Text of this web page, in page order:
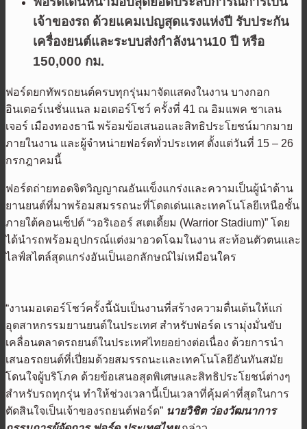
เจ้าของรถ ด้วยแคมเปญสุดแรงแห่งปี รับประกัน
เครื่องยนต์และระบบส่งกำลังนาน10 ปี หรือ
150,000 กม.
ฟอร์ดยกทัพรถยนต์ครบทุกรุ่นมาจัดแสดงในงาน บางกอก
อินเตอร์เนชั่นแนล มอเตอร์โชว์ ครั้งที่ 41 ณ อิมแพค ชาเลน
เจอร์ เมืองทองธานี พร้อมข้อเสนอและสิทธิประโยชน์มากมาย
ภายในงาน และผู้จำหน่ายฟอร์ดทั่วประเทศ ตั้งแต่วันที่ 15 – 26
กรกฎาคมนี้
ฟอร์ดถ่ายทอดจิตวิญญาณอันแข็งแกร่งและความเป็นผู้นำด้าน
ยานยนต์ที่มาพร้อมสมรรถนะที่โดดเด่นและเทคโนโลยีเหนือชั้น
ภายใต้คอนเซ็ปต์ “วอริเออร์ สเตเดี้ยม (Warrior Stadium)” โดย
ได้นำรถพร้อมอุปกรณ์แต่งมาอวดโฉมในงาน สะท้อนตัวตนและ
ไลฟ์สไตล์สุดแกร่งอันเป็นเอกลักษณ์ไม่เหมือนใคร
“งานมอเตอร์โชว์ครั้งนี้นับเป็นงานที่สร้างความตื่นเต้นให้แก่
อุตสาหกรรมยานยนต์ในประเทศ สำหรับฟอร์ด เรามุ่งมั่นขับ
เคลื่อนตลาดรถยนต์ในประเทศไทยอย่างต่อเนื่อง ด้วยการนำ
เสนอรถยนต์ที่เปี่ยมด้วยสมรรถนะและเทคโนโลยีอันทันสมัย
โดนใจผู้บริโภค ด้วยข้อเสนอสุดพิเศษและสิทธิประโยชน์ต่างๆ
สำหรับรถทุกรุ่น ทำให้ช่วงเวลานี้เป็นเวลาที่คุ้มค่าที่สุดในการ
ตัดสินใจเป็นเจ้าของรถยนต์ฟอร์ด” นายวิชิต ว่องวัฒนาการ